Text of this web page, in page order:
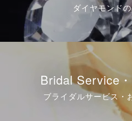
ダイヤモンド
Bridal Service
ブライダルサービス・